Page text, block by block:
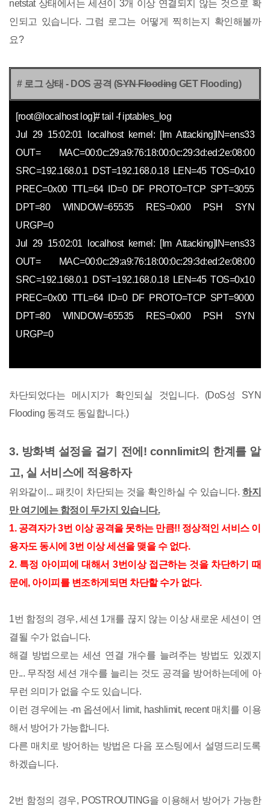
netstat 상태에서는 세션이 3개 이상 연결되지 않는 것으로 확
인되고 있습니다. 그럼 로그는 어떻게 찍히는지 확인해볼까
요?
# 로그 상태 - DOS 공격 (SYN Flooding GET Flooding)
[root@localhost log]# tail -f iptables_log
Jul 29 15:02:01 localhost kernel: [Im Attacking]IN=ens33
OUT= MAC=00:0c:29:a9:76:18:00:0c:29:3d:ed:2e:08:00
SRC=192.168.0.1 DST=192.168.0.18 LEN=45 TOS=0x10
PREC=0x00 TTL=64 ID=0 DF PROTO=TCP SPT=3055
DPT=80 WINDOW=65535 RES=0x00 PSH SYN
URGP=0
Jul 29 15:02:01 localhost kernel: [Im Attacking]IN=ens33
OUT= MAC=00:0c:29:a9:76:18:00:0c:29:3d:ed:2e:08:00
SRC=192.168.0.1 DST=192.168.0.18 LEN=45 TOS=0x10
PREC=0x00 TTL=64 ID=0 DF PROTO=TCP SPT=9000
DPT=80 WINDOW=65535 RES=0x00 PSH SYN
URGP=0
차단되었다는 메시지가 확인되실 것입니다. (DoS성 SYN
Flooding 동격도 동일합니다.)
3. 방화벽 설정을 걸기 전에! connlimit의 한계를 알
고, 실 서비스에 적용하자
위와같이... 패킷이 차단되는 것을 확인하실 수 있습니다. 하지
만 여기에는 함정이 두가지 있습니다.
1. 공격자가 3번 이상 공격을 못하는 만큼!! 정상적인 서비스 이
용자도 동시에 3번 이상 세션을 맺을 수 없다.
2. 특정 아이피에 대해서 3번이상 접근하는 것을 차단하기 때
문에, 아이피를 변조하게되면 차단할 수가 없다.
1번 함정의 경우, 세션 1개를 끊지 않는 이상 새로운 세션이 연
결될 수가 없습니다.
해결 방법으로는 세션 연결 개수를 늘려주는 방법도 있겠지
만... 무작정 세션 개수를 늘리는 것도 공격을 방어하는데에 아
무런 의미가 없을 수도 있습니다.
이런 경우에는 -m 옵션에서 limit, hashlimit, recent 매치를 이용
해서 방어가 가능합니다.
다른 매치로 방어하는 방법은 다음 포스팅에서 설명드리도록
하겠습니다.
2번 함정의 경우, POSTROUTING을 이용해서 방어가 가능한